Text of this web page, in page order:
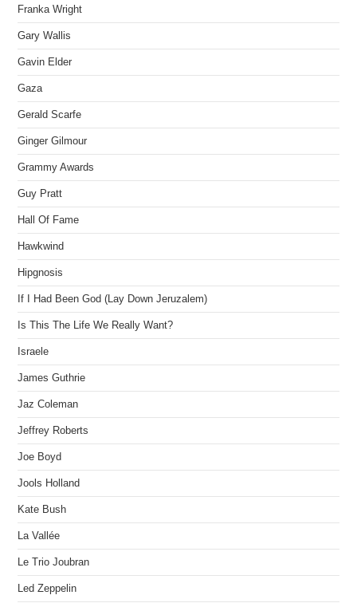
Franka Wright
Gary Wallis
Gavin Elder
Gaza
Gerald Scarfe
Ginger Gilmour
Grammy Awards
Guy Pratt
Hall Of Fame
Hawkwind
Hipgnosis
If I Had Been God (Lay Down Jeruzalem)
Is This The Life We Really Want?
Israele
James Guthrie
Jaz Coleman
Jeffrey Roberts
Joe Boyd
Jools Holland
Kate Bush
La Vallée
Le Trio Joubran
Led Zeppelin